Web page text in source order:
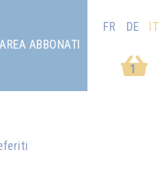
1
AREA ABBONATI
FR DE IT